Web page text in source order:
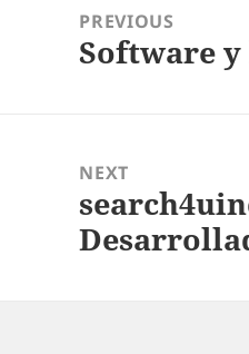
navigationPREVIOUS
Previous
Software
NEXT
Next
post: